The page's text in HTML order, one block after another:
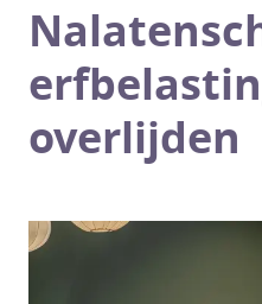
overlijden